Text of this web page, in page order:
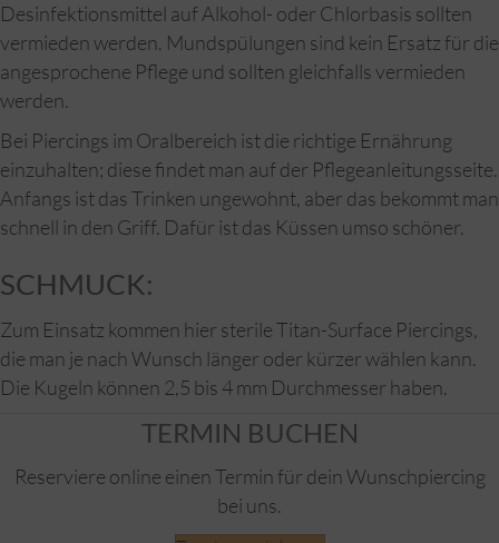
Desinfektionsmittel auf Alkohol- oder Chlorbasis sollten
vermieden werden. Mundspülungen sind kein Ersatz für die
angesprochene Pflege und sollten gleichfalls vermieden
werden.
Bei Piercings im Oralbereich ist die richtige Ernährung
einzuhalten; diese findet man auf der Pflegeanleitungsseite.
Anfangs ist das Trinken ungewohnt, aber das bekommt man
schnell in den Griff. Dafür ist das Küssen umso schöner.
SCHMUCK:
Zum Einsatz kommen hier sterile Titan-Surface Piercings,
die man je nach Wunsch länger oder kürzer wählen kann.
Die Kugeln können 2,5 bis 4 mm Durchmesser haben.
TERMIN BUCHEN
Reserviere online einen Termin für dein Wunschpiercing
bei uns.